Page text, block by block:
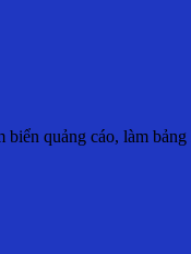
quảng cáo, làm